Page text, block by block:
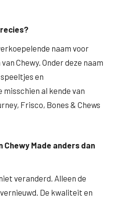
naam voor
Chewy. Onder deze naam
en
al kende van
Frisco, Bones & Chews
Chewy Made anders dan
veranderd. Alleen de
De kwaliteit en